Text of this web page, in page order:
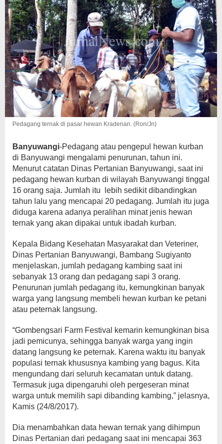
Pedagang ternak di pasar hewan Kradenan. (Ron/Jn)
Banyuwangi-Pedagang atau pengepul hewan kurban
di Banyuwangi mengalami penurunan, tahun ini.
Menurut catatan Dinas Pertanian Banyuwangi, saat ini
pedagang hewan kurban di wilayah Banyuwangi tinggal
16 orang saja. Jumlah itu lebih sedikit dibandingkan
tahun lalu yang mencapai 20 pedagang. Jumlah itu juga
diduga karena adanya peralihan minat jenis hewan
ternak yang akan dipakai untuk ibadah kurban.
Kepala Bidang Kesehatan Masyarakat dan Veteriner,
Dinas Pertanian Banyuwangi, Bambang Sugiyanto
menjelaskan, jumlah pedagang kambing saat ini
sebanyak 13 orang dan pedagang sapi 3 orang.
Penurunan jumlah pedagang itu, kemungkinan banyak
warga yang langsung membeli hewan kurban ke petani
atau peternak langsung.
“Gombengsari Farm Festival kemarin kemungkinan bisa
jadi pemicunya, sehingga banyak warga yang ingin
datang langsung ke peternak. Karena waktu itu banyak
populasi ternak khususnya kambing yang bagus. Kita
mengundang dari seluruh kecamatan untuk datang.
Termasuk juga dipengaruhi oleh pergeseran minat
warga untuk memilih sapi dibanding kambing,” jelasnya,
Kamis (24/8/2017).
Dia menambahkan data hewan ternak yang dihimpun
Dinas Pertanian dari pedagang saat ini mencapai 363